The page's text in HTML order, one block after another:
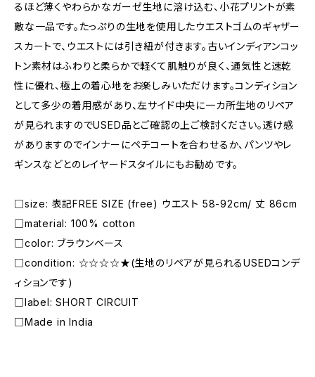
るほど薄くやわらかなガーゼ生地に溶け込む、小花プリントが素
敵な一品です。たっぷりの生地を使用したウエストゴムのギャザー
スカートで、ウエストには引き紐が付きます。古いインディアンコッ
トン素材はふわりと柔らかで軽くて肌触りが良く、通気性と速乾
性に優れ、極上の着心地をお楽しみいただけます。コンディション
として多少の着用感があり、左サイド中央に一カ所生地のリペア
が見られますのでUSED品とご確認の上ご検討ください。透け感
がありますのでインナーにペチコートを合わせるか、パンツやレ
ギンスなどとのレイヤードスタイルにもお勧めです。
□size: 表記FREE SIZE (free) ウエスト 58-92cm/ 丈 86cm
□material: 100% cotton
□color: ブラウンベース
□condition: ☆☆☆☆★(生地のリペアが見られるUSEDコンデ
ィションです)
□label: SHORT CIRCUIT
□Made in India